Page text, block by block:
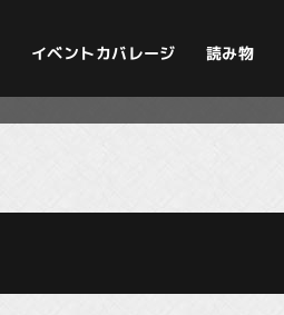
イベントカバレージ 読み物